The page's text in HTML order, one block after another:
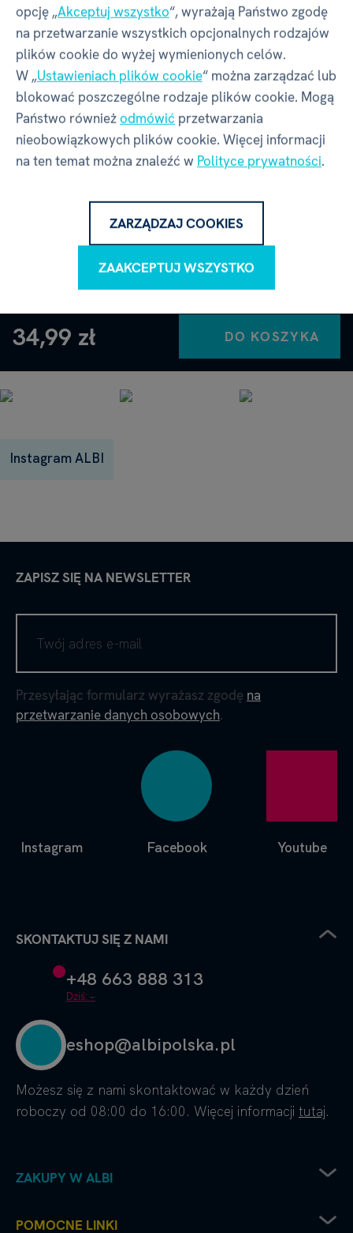
Pytania
Czy masz pytanie dotyczące produktu „Wire
puzzle - Star“?
NAPISZ PYTANIE
34,99 zł DO KOSZYKA
Instagram ALBI
ZAPISZ SIĘ NA NEWSLETTER
Przesyłając formularz wyrażasz zgodę na
przetwarzanie danych osobowych.
Facebook
Instagram Youtube
SKONTAKTUJ SIĘ Z NAMI
+48 663 888 313
Dziś: –
eshop@albipolska.pl
Możesz się z nami skontaktować w każdy dzień
roboczy od 08:00 do 16:00. Więcej informacji tutaj.
ZAKUPY W ALBI
POMOCNE LINKI
opcję „Akceptuj wszystko“, wyrażają Państwo zgodę
na przetwarzanie wszystkich opcjonalnych rodzajów
plików cookie do wyżej wymienionych celów.
W „Ustawieniach plików cookie“ można zarządzać lub
blokować poszczególne rodzaje plików cookie. Mogą
Państwo równieżodmówić przetwarzania
nieobowiązkowych plików cookie. Więcej informacji
na ten temat można znaleźć w Polityce prywatności.
ZARZĄDZAJ COOKIES
ZAAKCEPTUJ WSZYSTKO